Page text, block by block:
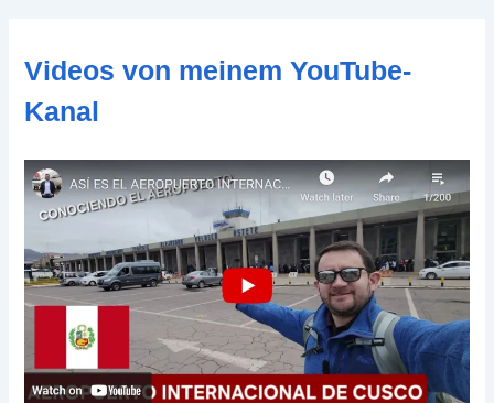
s
e
Videos von meinem YouTube-
Kanal